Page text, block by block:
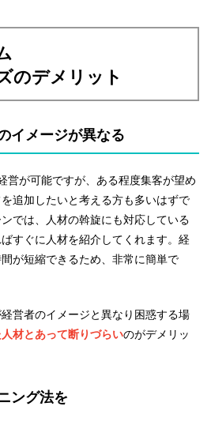
のデメリット
イメージが異なる
営が可能ですが、ある程度集客が望め
追加したいと考える方も多いはずで
では、人材の斡旋にも対応している
すぐに人材を紹介してくれます。経
が短縮できるため、非常に簡単で
営者のイメージと異なり困惑する場
材とあって断りづらいのがデメリッ
ング法を